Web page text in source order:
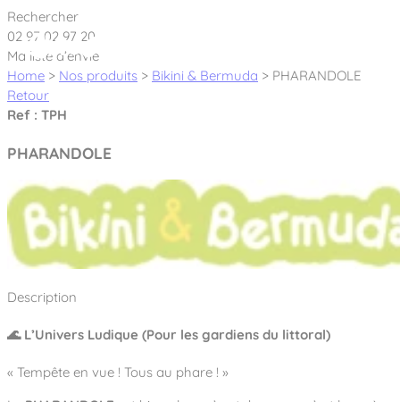
Cookies management panel
Créateur et fabricant d’aires de jeux &
Nos dernières actualités
À propos
Nos engagements
Notre partenariat avec l’association Rêves de clown
Notre concept
Aires de jeux Bikini & Bermuda®
Tous nos jeux
Jeux inclusifs
Jeux recyclés
Sport & Fitness Sport&Co®
Rechercher
02 97 02 97 20
Ma liste d’envie
Home > Nos produits > Bikini & Bermuda > PHARANDOLE
Retour
Ref : TPH
PHARANDOLE
Description
🌊 L’Univers Ludique (Pour les gardiens du littoral)
« Tempête en vue ! Tous au phare ! »